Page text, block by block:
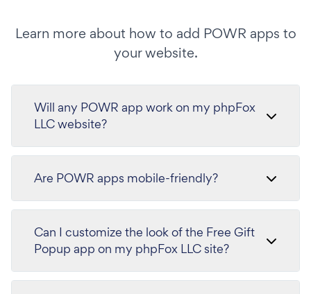
Learn more about how to add POWR apps to
your website.
Will any POWR app work on my phpFox
LLC website?
Are POWR apps mobile-friendly?
Can I customize the look of the Free Gift
Popup app on my phpFox LLC site?